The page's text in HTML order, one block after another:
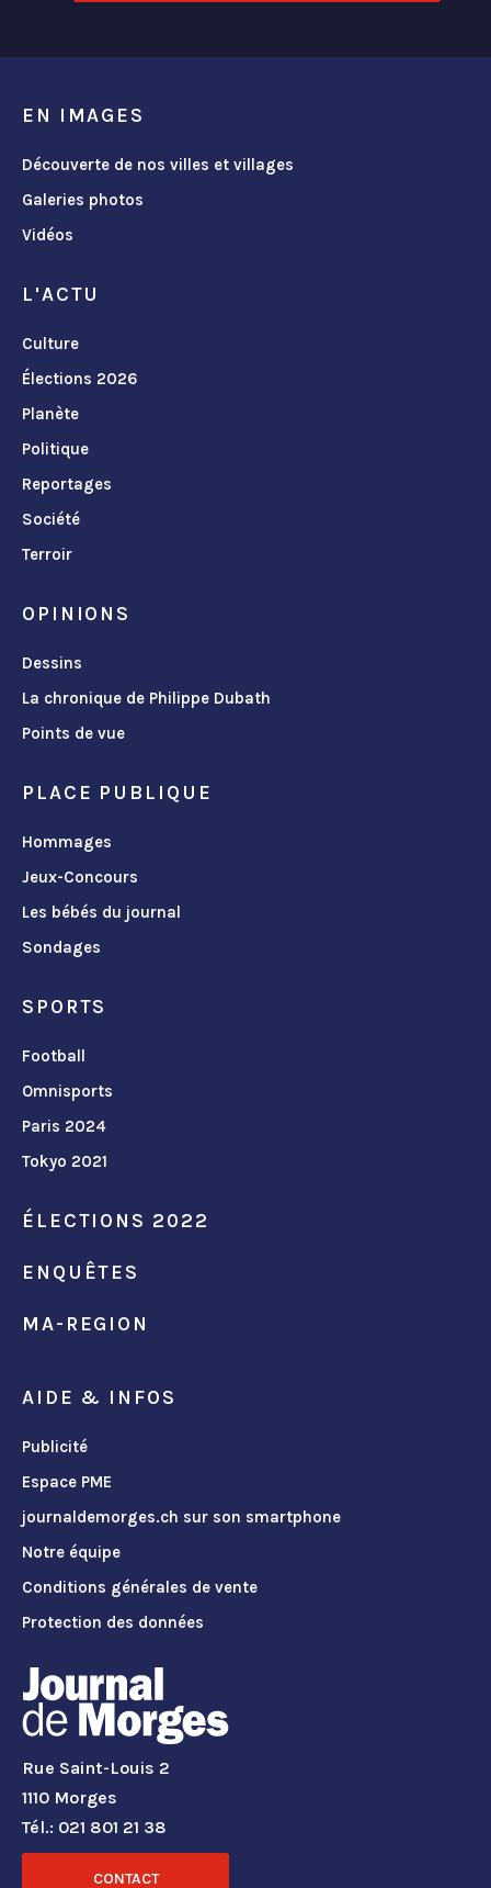
EN IMAGES
Découverte de nos villes et villages
Galeries photos
Vidéos
L'ACTU
Culture
Élections 2026
Planète
Politique
Reportages
Société
Terroir
OPINIONS
Dessins
La chronique de Philippe Dubath
Points de vue
PLACE PUBLIQUE
Hommages
Jeux-Concours
Les bébés du journal
Sondages
SPORTS
Football
Omnisports
Paris 2024
Tokyo 2021
ÉLECTIONS 2022
ENQUÊTES
MA-REGION
AIDE & INFOS
Publicité
Espace PME
journaldemorges.ch sur son smartphone
Notre équipe
Conditions générales de vente
Protection des données
Rue Saint-Louis 2
1110 Morges
Tél.: 021 801 21 38
CONTACT